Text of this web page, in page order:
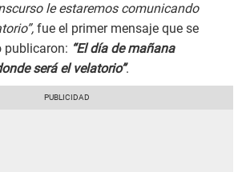
le estaremos comunicando
fue el primer mensaje que se
publicaron: “El día de mañana
será el velatorio”.